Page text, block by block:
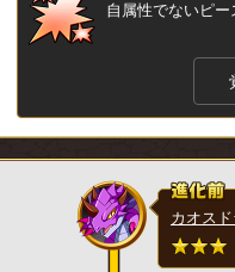
自属性でないピ
カオス